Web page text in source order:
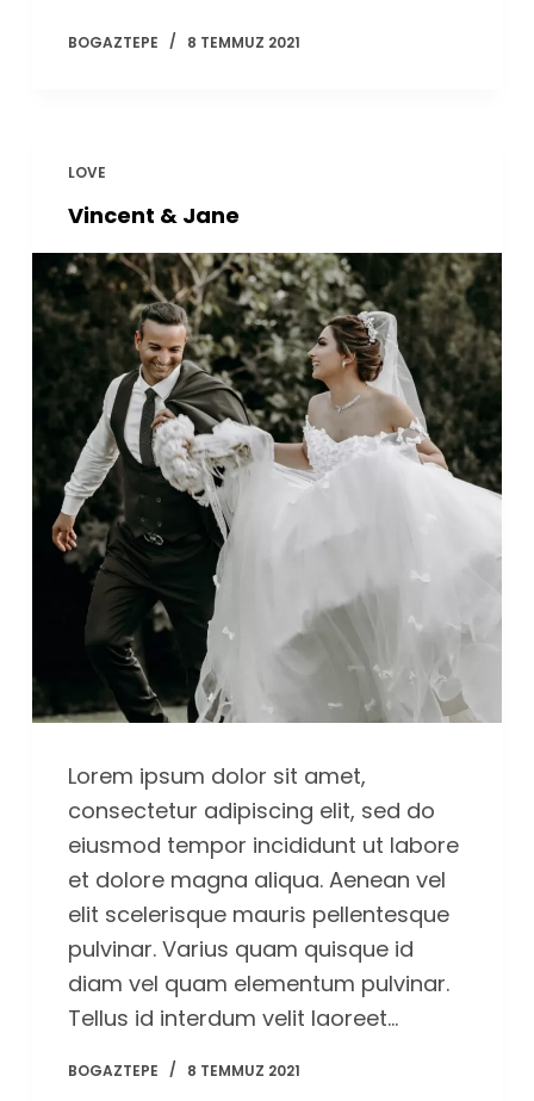
BOGAZTEPE 8 TEMMUZ 2021
LOVE
Vincent & Jane
Lorem ipsum dolor sit amet,
consectetur adipiscing elit, sed do
eiusmod tempor incididunt ut labore
et dolore magna aliqua. Aenean vel
elit scelerisque mauris pellentesque
pulvinar. Varius quam quisque id
diam vel quam elementum pulvinar.
Tellus id interdum velit laoreet…
BOGAZTEPE 8 TEMMUZ 2021